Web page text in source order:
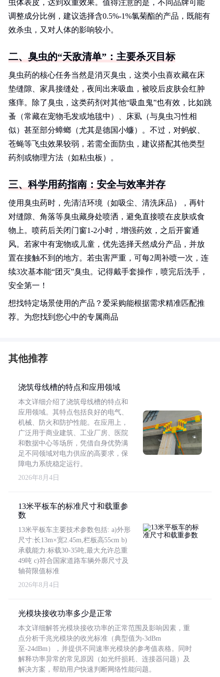
虫体表皮，达到双重效果。值得注意的是，不同品牌可能
调整成分比例，建议选择含0.5%-1%氯菊酯的产品，既能有
效杀虫，又对人体的影响较小。
二、臭虫的“天敌清单”：主要杀灭目标
臭虫药的核心任务当然是消灭臭虫，这类小虫喜欢藏在床
垫缝隙、家具接缝处，夜间出来吸血，被咬后皮肤会红肿
瘙痒。除了臭虫，这类药剂对其他“吸血鬼”也有效，比如跳
蚤（常藏在宠物毛发或地毯中）、床虱（与臭虫习性相
似）甚至部分蟑螂（尤其是德国小蠊）。不过，对蚂蚁、
苍蝇等飞虫效果较弱，若需全面防虫，建议搭配其他类型
药剂或物理方法（如粘虫板）。
三、科学用药指南：安全与效率并存
使用臭虫药时，先清洁环境（如吸尘、清洗床品），再针
对缝隙、角落等臭虫藏身处喷洒，避免直接喷在皮肤或食
物上。喷药后关闭门窗1-2小时，增强药效，之后开窗通
风。若家中有宠物或儿童，优先选择天然成分产品，并放
置在接触不到的地方。若虫害严重，可每2周补喷一次，连
续3次基本能“团灭”臭虫。记得戴手套操作，喷完后洗手，
安全第一！
想找特定场景使用的产品？爱采购能根据需求精准匹配推
荐。为您找到您心中的专属商品
其他推荐
浇筑母线槽的特点和应用领域
本文详细介绍了浇筑母线槽的特点和
应用领域。其特点包括良好的电气、
机械、防火和防护性能。在应用上，
广泛用于商业建筑、工业厂房、医院
和数据中心等场所，凭借自身优势满
足不同领域对电力供应的高要求，保
障电力系统稳定运行。
2026年8月4日
13米平板车的标准尺寸和载重参
数
13米平板车主要技术参数包括: a)外形
尺寸:长13m×宽2.45m,栏板高55cm b)
承载能力:标载30-35吨,最大允许总重
49吨 c)符合国家道路车辆外廓尺寸及
轴荷限值标准
2026年8月4日
光模块接收功率多少是正常
本文详细解答光模块接收功率的正常范围及影响因素，重
点分析千兆光模块的收光标准（典型值为-3dBm
至-24dBm），并提供不同速率光模块的参考值表格。同时
解释功率异常的常见原因（如光纤损耗、连接器问题）及
解决方案，帮助用户快速判断网络性能问题。